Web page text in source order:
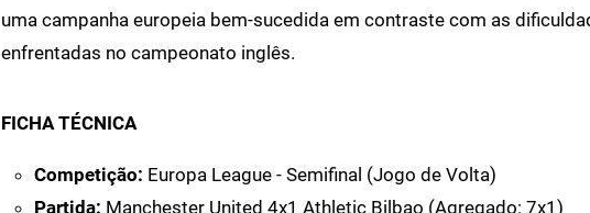
uma campanha europeia bem-sucedida em contraste com as
enfrentadas no campeonato inglês.
FICHA TÉCNICA
Competição: Europa League - Semifinal (Jogo de Volta)
Partida: Manchester United 4x1 Athletic Bilbao (Agregado: 7x1)